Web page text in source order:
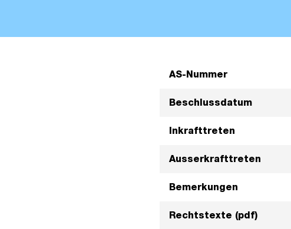
AS-Nummer
Beschlussdatum
Inkrafttreten
Ausserkrafttreten
Bemerkungen
Rechtstexte (pdf)